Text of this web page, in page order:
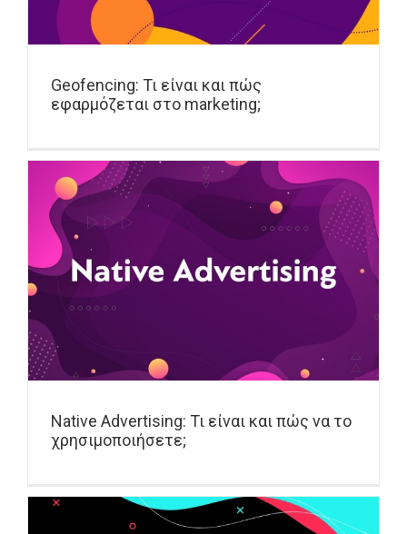
Geofencing: Τι είναι και πώς
εφαρμόζεται στο marketing;
Native Advertising: Τι είναι και πώς να το
χρησιμοποιήσετε;